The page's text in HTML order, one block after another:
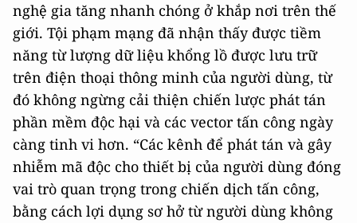
nghệ gia tăng nhanh chóng ở khắp nơi trên thế
giới. Tội phạm mạng đã nhận thấy được tiềm
năng từ lượng dữ liệu khổng lồ được lưu trữ
trên điện thoại thông minh của người dùng, từ
đó không ngừng cải thiện chiến lược phát tán
phần mềm độc hại và các vector tấn công ngày
càng tinh vi hơn. “Các kênh để phát tán và gây
nhiễm mã độc cho thiết bị của người dùng đóng
vai trò quan trọng trong chiến dịch tấn công,
bằng cách lợi dụng sơ hở từ người dùng không